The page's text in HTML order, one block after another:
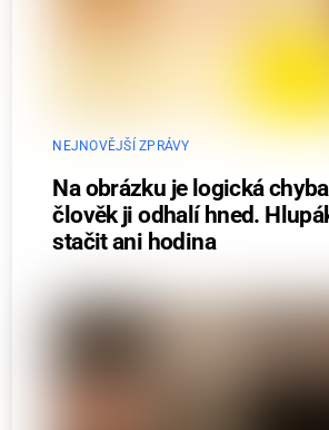
NEJNOVĚJŠÍ ZPRÁVY
Na obrázku je logická
člověk ji odhalí hned.
stačit ani hodina